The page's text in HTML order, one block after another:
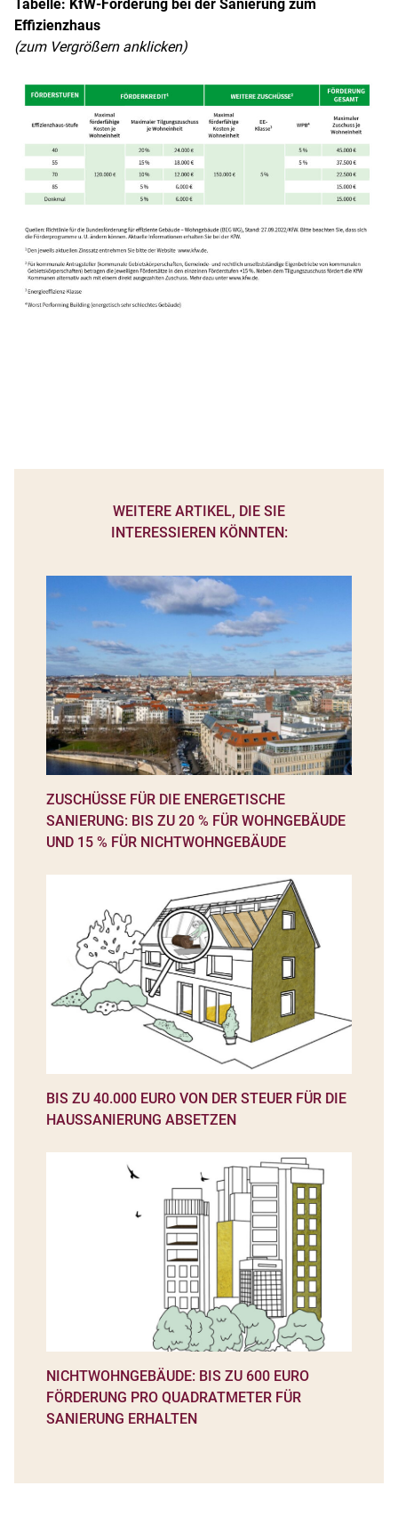
Tabelle: KfW-Förderung bei der Sanierung zum
Effizienzhaus
(zum Vergrößern anklicken)
WEITERE ARTIKEL, DIE SIE
INTERESSIEREN KÖNNTEN:
ZUSCHÜSSE FÜR DIE ENERGETISCHE
SANIERUNG: BIS ZU 20 % FÜR WOHNGEBÄUDE
UND 15 % FÜR NICHTWOHNGEBÄUDE
BIS ZU 40.000 EURO VON DER STEUER FÜR DIE
HAUSSANIERUNG ABSETZEN
NICHTWOHNGEBÄUDE: BIS ZU 600 EURO
FÖRDERUNG PRO QUADRATMETER FÜR
SANIERUNG ERHALTEN